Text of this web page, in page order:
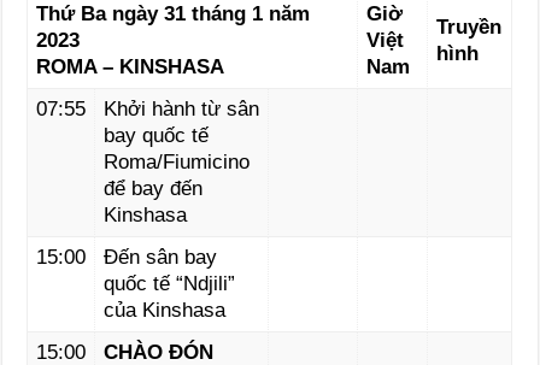
Thứ Ba ngày 31 tháng 1 năm
2023
ROMA – KINSHASA
Giờ
Việt
Nam
Truyền
hình
07:55
Khởi hành từ sân
bay quốc tế
Roma/Fiumicino
để bay đến
Kinshasa
15:00
Đến sân bay
quốc tế “Ndjili”
của Kinshasa
15:00
CHÀO ĐÓN